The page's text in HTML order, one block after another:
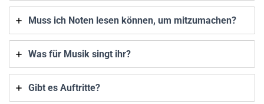
Muss ich Noten lesen können, um mitzumachen?
Was für Musik singt ihr?
Gibt es Auftritte?